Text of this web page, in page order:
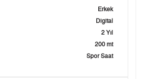
Erkek
Digital
2 Yıl
200 mt
Spor Saat